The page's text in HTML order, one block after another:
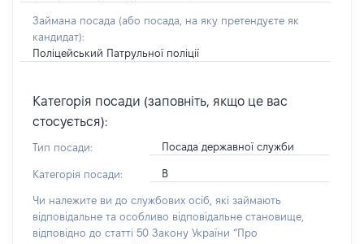
Займана посада (або посада, на яку претендуєте як
кандидат):
Поліцейський Патрульної поліції
Категорія посади (заповніть, якщо це вас
стосується):
Тип посади: Посада державної служби
Категорія посади: В
Чи належите ви до службових осіб, які займають
відповідальне та особливо відповідальне становище,
відповідно до статті 50 Закону України “Про